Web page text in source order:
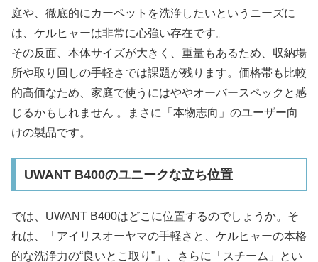
庭や、徹底的にカーペットを洗浄したいというニーズに
は、ケルヒャーは非常に心強い存在です。​
その反面、本体サイズが大きく、重量もあるため、収納場
所や取り回しの手軽さでは課題が残ります。価格帯も比較
的高価なため、家庭で使うにはややオーバースペックと感
じるかもしれません 。まさに「本物志向」のユーザー向
けの製品です。​
UWANT B400のユニークな立ち位置
では、UWANT B400はどこに位置するのでしょうか。そ
れは、「アイリスオーヤマの手軽さと、ケルヒャーの本格
的な洗浄力の“良いとこ取り”」、さらに「スチーム」とい